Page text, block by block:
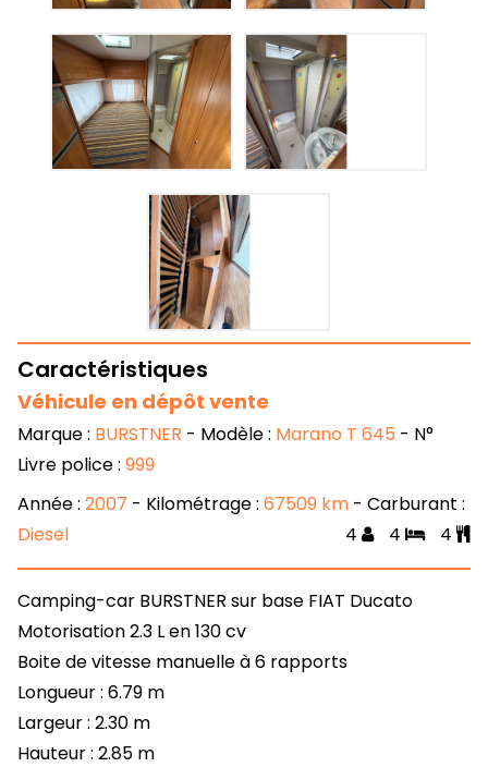
Caractéristiques
Véhicule en dépôt vente
Marque : BURSTNER - Modèle : Marano T 645 - N°
Livre police : 999
Année : 2007 - Kilométrage : 67509 km - Carburant :
Diesel
4 4 4
Camping-car BURSTNER sur base FIAT Ducato
Motorisation 2.3 L en 130 cv
Boite de vitesse manuelle à 6 rapports
Longueur : 6.79 m
Largeur : 2.30 m
Hauteur : 2.85 m